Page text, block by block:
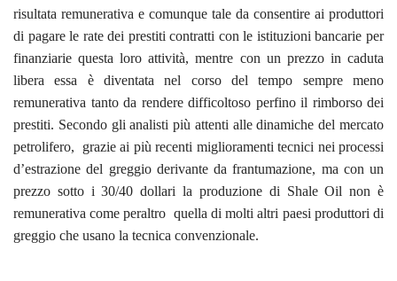
risultata remunerativa e comunque tale da consentire ai produttori
di pagare le rate dei prestiti contratti con le istituzioni bancarie per
finanziarie questa loro attività, mentre con un prezzo in caduta
libera essa è diventata nel corso del tempo sempre meno
remunerativa tanto da rendere difficoltoso perfino il rimborso dei
prestiti. Secondo gli analisti più attenti alle dinamiche del mercato
petrolifero, grazie ai più recenti miglioramenti tecnici nei processi
d’estrazione del greggio derivante da frantumazione, ma con un
prezzo sotto i 30/40 dollari la produzione di Shale Oil non è
remunerativa come peraltro quella di molti altri paesi produttori di
greggio che usano la tecnica convenzionale.